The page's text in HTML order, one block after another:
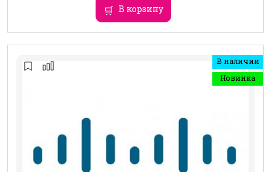
В корзину
В наличии
Новинка